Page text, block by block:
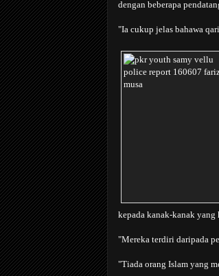
dengan beberapa
"Ia cukup jelas bahawa
kepada kanak-kanak yang
"Mereka terdiri daripada
"Tiada orang Islam yang